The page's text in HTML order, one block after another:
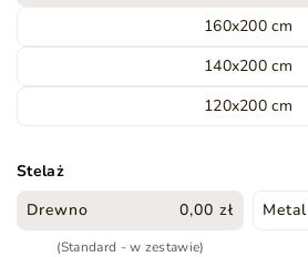
160x200 cm
140x200 cm
120x200 cm
Stelaż
Drewno
0,00 zł
(Standard - w zestawie)
Metal